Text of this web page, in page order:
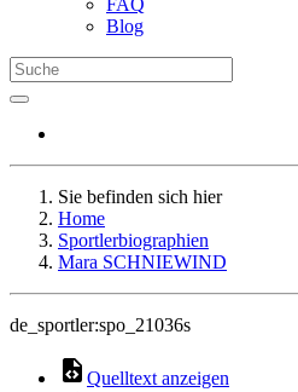
FAQ
Blog
Sie befinden sich hier
Home
Sportlerbiographien
Mara SCHNIEWIND
de_sportler:spo_21036s
Quelltext anzeigen